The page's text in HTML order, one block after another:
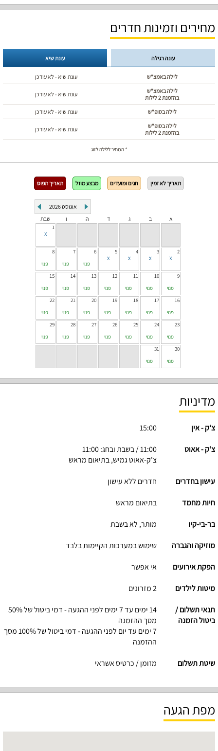
מחירים וזמינות חדרים
עונת שיא עונה רגילה
לילה באמצ“ש
עונת שיא - לא עודכן
לילה באמצ“ש
בהזמנת 2 לילות
עונת שיא - לא עודכן
לילה בסופ“ש
עונת שיא - לא עודכן
לילה בסופ“ש
בהזמנת 2 לילות
עונת שיא - לא עודכן
* המחיר ללילה לזוג
תאריך לא זמין חגים ומועדים מבצע מוזל תאריך תפוס
אוגוסט2026
א
ב ג ד ה ו שבת
1
2
3
4
5
6
פנוי
7
פנוי
8
פנוי
9
פנוי
10
פנוי
11
פנוי
12
פנוי
13
פנוי
14
פנוי
15
פנוי
16
פנוי
17
פנוי
18
פנוי
19
פנוי
20
פנוי
21
פנוי
22
פנוי
23
פנוי
24
פנוי
25
פנוי
26
פנוי
27
פנוי
28
פנוי
29
פנוי
30
פנוי
31
פנוי
מדיניות
צ‘ק - אין 15:00
צ‘ק - אאוט
11:00 / בשבת ובחג: 11:00
צ'ק-אאוט גמיש, בתיאום מראש
עישון בחדרים חדרים ללא עישון
חיות מחמד בתיאום מראש
בר-בי-קיו מותר, לא בשבת
מוזיקה והגברה שימוש במערכות הקיימות בלבד
הפקת אירועים אי אפשר
מיטות לילדים 2 מזרונים
תנאי תשלום /
ביטול הזמנה
14 ימים עד 7 ימים לפני ההגעה - דמי ביטול של 50%
מסך ההזמנה
7 ימים עד יום לפני ההגעה - דמי ביטול של 100% מסך
ההזמנה
שיטת תשלום מזומן / כרטיס אשראי
מפת הגעה